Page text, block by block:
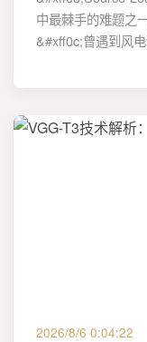
中最棘手的难题之
&#xff0c;曾遇到风
2026/8/6 0:04:22